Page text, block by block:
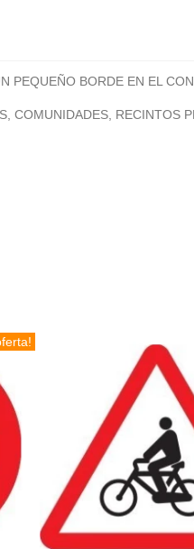
BORDE EN EL
COMUNIDADES, RECINTOS